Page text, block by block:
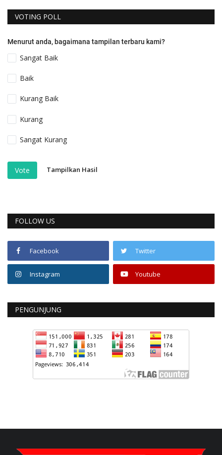
VOTING POLL
Menurut anda, bagaimana tampilan terbaru kami?
Sangat Baik
Baik
Kurang Baik
Kurang
Sangat Kurang
Vote Tampilkan Hasil
FOLLOW US
Facebook Twitter
Instagram Youtube
PENGUNJUNG